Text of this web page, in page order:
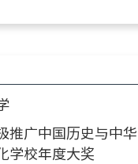
推广中国历史与中华
学校年度大奖